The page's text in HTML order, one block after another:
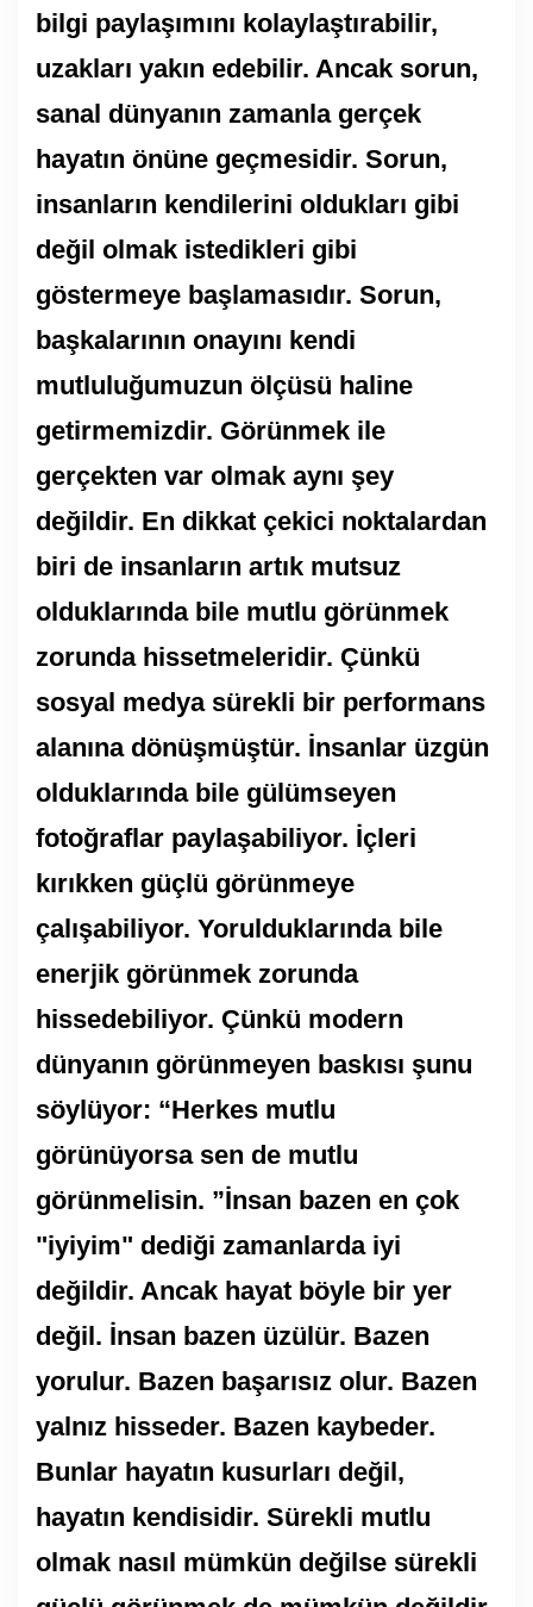
bilgi paylaşımını kolaylaştırabilir,
uzakları yakın edebilir. Ancak sorun,
sanal dünyanın zamanla gerçek
hayatın önüne geçmesidir. Sorun,
insanların kendilerini oldukları gibi
değil olmak istedikleri gibi
göstermeye başlamasıdır. Sorun,
başkalarının onayını kendi
mutluluğumuzun ölçüsü haline
getirmemizdir. Görünmek ile
gerçekten var olmak aynı şey
değildir. En dikkat çekici noktalardan
biri de insanların artık mutsuz
olduklarında bile mutlu görünmek
zorunda hissetmeleridir. Çünkü
sosyal medya sürekli bir performans
alanına dönüşmüştür. İnsanlar üzgün
olduklarında bile gülümseyen
fotoğraflar paylaşabiliyor. İçleri
kırıkken güçlü görünmeye
çalışabiliyor. Yorulduklarında bile
enerjik görünmek zorunda
hissedebiliyor. Çünkü modern
dünyanın görünmeyen baskısı şunu
söylüyor: “Herkes mutlu
görünüyorsa sen de mutlu
görünmelisin. ”İnsan bazen en çok
"iyiyim" dediği zamanlarda iyi
değildir. Ancak hayat böyle bir yer
değil. İnsan bazen üzülür. Bazen
yorulur. Bazen başarısız olur. Bazen
yalnız hisseder. Bazen kaybeder.
Bunlar hayatın kusurları değil,
hayatın kendisidir. Sürekli mutlu
olmak nasıl mümkün değilse sürekli